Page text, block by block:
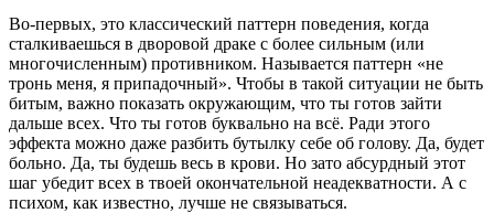
Во-первых, это классический паттерн поведения, когда
сталкиваешься в дворовой драке с более сильным (или
многочисленным) противником. Называется паттерн «не
тронь меня, я припадочный». Чтобы в такой ситуации не быть
битым, важно показать окружающим, что ты готов зайти
дальше всех. Что ты готов буквально на всё. Ради этого
эффекта можно даже разбить бутылку себе об голову. Да, будет
больно. Да, ты будешь весь в крови. Но зато абсурдный этот
шаг убедит всех в твоей окончательной неадекватности. А с
психом, как известно, лучше не связываться.